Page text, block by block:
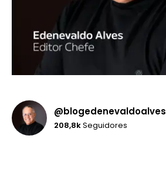
@blogedenevaldoalves
208,8kSeguidores